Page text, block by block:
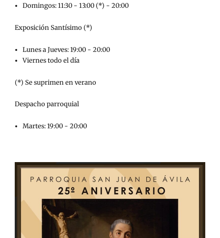
Domingos: 11:30 - 13:00 (*) - 20:00
Exposición Santísimo (*)
Lunes a Jueves: 19:00 - 20:00
Viernes todo el día
(*) Se suprimen en verano
Despacho parroquial
Martes: 19:00 - 20:00